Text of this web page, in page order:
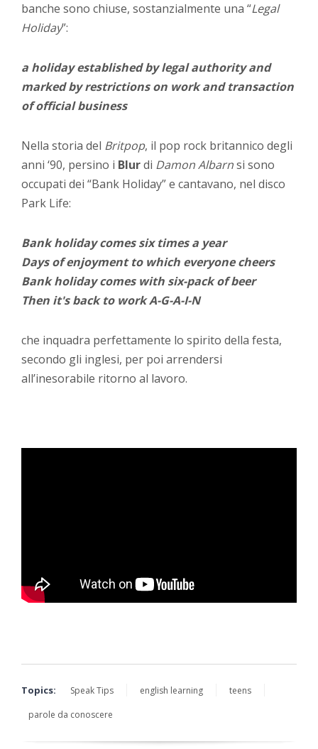
banche sono chiuse, sostanzialmente una “Legal
Holiday”:
a holiday established by legal authority and
marked by restrictions on work and transaction
of official business
Nella storia del Britpop, il pop rock britannico degli
anni ‘90, persino i Blurdi Damon Albarnsi sono
occupati dei “Bank Holiday” e cantavano, nel disco
Park Life:
Bank holiday comes six times a year
Days of enjoyment to which everyone cheers
Bank holiday comes with six-pack of beer
Then it's back to work A-G-A-I-N
che inquadra perfettamente lo spirito della festa,
secondo gli inglesi, per poi arrendersi
all’inesorabile ritorno al lavoro.
Topics: Speak Tips english learning
teens
parole da conoscere